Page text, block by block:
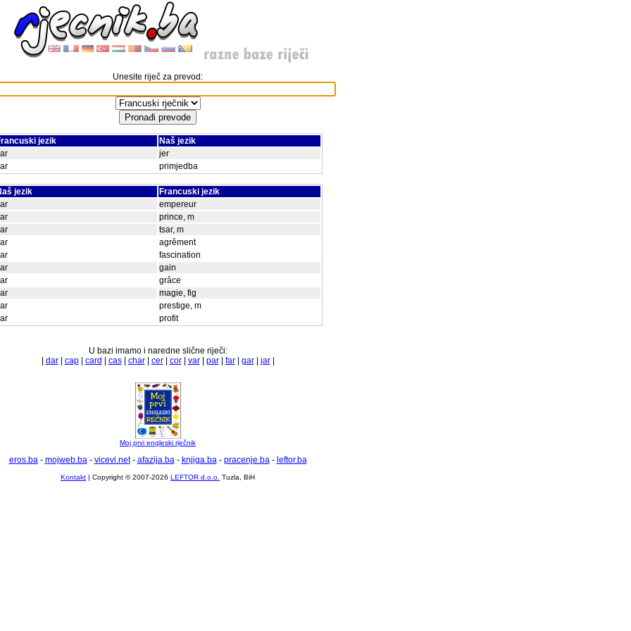
Unesite riječ za prevod:
jezik
Naš jezik
jer
primjedba
jezik
Francuski jezik
empereur
prince, m
tsar, m
agrěment
fascination
gain
grâce
magie, fig
prestige, m
profit
U bazi imamo i naredne slične riječi:
dar| cap| card cas| char| cer| cor| var| par| far| gar| jar|
Moj prvi engleski rječnik
eros.ba- mojweb.ba- vicevi.net- afazija.ba- knjiga.ba- pracenje.ba- leftor.ba
Kontakt | Copyright © 2007-2026 LEFTOR d.o.o. Tuzla, BiH